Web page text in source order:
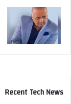
Recent Tech News